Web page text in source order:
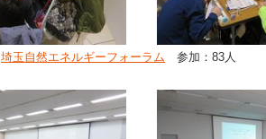
埼玉自然エネルギーフォーラム 参加：83人